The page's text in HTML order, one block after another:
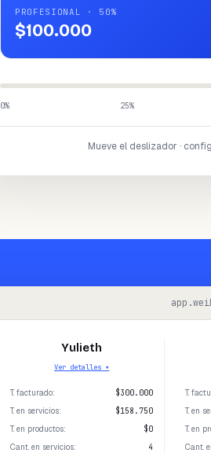
PROFESIONAL · 50%
$100.000
0% 25%
Mueve el deslizador ·
Yulieth
Ver detalles ▾
T. facturado:
$300.000
T. en servicios:
$158.750
T. en productos:
$0
Cant. en servicios:
4
T.
T. en
T. en
Cant.